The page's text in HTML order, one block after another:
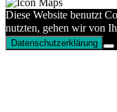
Diese Website benutzt
nutzten, gehen wir von
Datenschutzerklärung